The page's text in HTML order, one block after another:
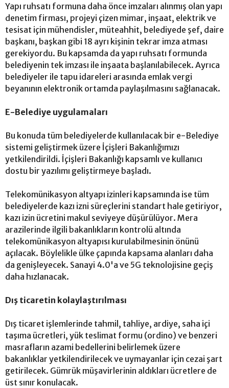
Yapı ruhsatı formuna daha önce imzaları alınmış olan yapı
denetim firması, projeyi çizen mimar, inşaat, elektrik ve
tesisat için mühendisler, müteahhit, belediyede şef, daire
başkanı, başkan gibi 18 ayrı kişinin tekrar imza atması
gerekiyordu. Bu kapsamda da yapı ruhsatı formunda
belediyenin tek imzası ile inşaata başlanılabilecek. Ayrıca
belediyeler ile tapu idareleri arasında emlak vergi
beyanının elektronik ortamda paylaşılmasını sağlanacak.
E-Belediye uygulamaları
Bu konuda tüm belediyelerde kullanılacak bir e-Belediye
sistemi geliştirmek üzere İçişleri Bakanlığımızı
yetkilendirildi. İçişleri Bakanlığı kapsamlı ve kullanıcı
dostu bir yazılımı geliştirmeye başladı.
Telekomünikasyon altyapı izinleri kapsamında ise tüm
belediyelerde kazı izni süreçlerini standart hale getiriyor,
kazı izin ücretini makul seviyeye düşürülüyor. Mera
arazilerinde ilgili bakanlıkların kontrolü altında
telekomünikasyon altyapısı kurulabilmesinin önünü
açılacak. Böylelikle ülke çapında kapsama alanları daha
da genişleyecek. Sanayi 4.0'a ve 5G teknolojisine geçiş
daha hızlanacak.
Dış ticaretin kolaylaştırılması
Dış ticaret işlemlerinde tahmil, tahliye, ardiye, saha içi
taşıma ücretleri, yük teslimat formu (ordino) ve benzeri
masrafların azami bedellerini belirlemek üzere
bakanlıklar yetkilendirilecek ve uymayanlar için cezai şart
getirilecek. Gümrük müşavirlerinin aldıkları ücretlere de
üst sınır konulacak.